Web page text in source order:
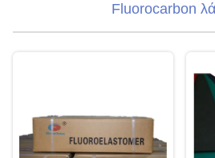
Fluorocarbon